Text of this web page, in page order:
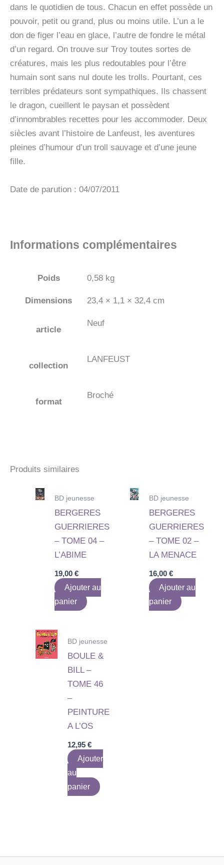
dans le quotidien de tous. Chacun en effet possède un
pouvoir, petit ou grand, plus ou moins utile. L’un a le
don de figer l’eau en glace, l’autre de fondre le métal
d’un regard. On trouve sur Troy toutes sortes de
créatures, mais les plus redoutables pour l’être
humain sont sans nul doute les trolls. Pourtant, ces
terribles prédateurs sont sympathiques. Ils chassent
le dragon, cueillent le paysan et possèdent
d’innombrables recettes pour les accommoder. Deux
siècles avant l’histoire de Lanfeust, les aventures
pleines d’humour d’un troll sauvage et d’une jeune
fille.
Date de parution : 04/07/2011
Informations complémentaires
Poids 0,58 kg
Dimensions 23,4 × 1,1 × 32,4 cm
article
Neuf
collection
LANFEUST
format
Broché
Produits similaires
BD jeunesse
BERGERES
GUERRIERES
– TOME 04 –
L’ABIME
19,00€
Ajouter au
panier
BD jeunesse
BERGERES
GUERRIERES
– TOME 02 –
LA MENACE
16,00 €
Ajouter au
panier
BD jeunesse
BOULE &
BILL –
TOME 46
–
PEINTURE
A L’OS
12,95€
Ajouter
au
panier